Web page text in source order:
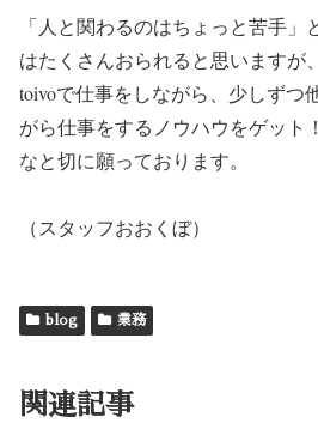
「人と関わるのはちょっと苦手
はたくさんおられると思いますが、
toivoで仕事をしながら、少しずつ
がら仕事をするノウハウをゲット
なと切に願っております。
（スタッフおおくぼ）
blog 業務
関連記事